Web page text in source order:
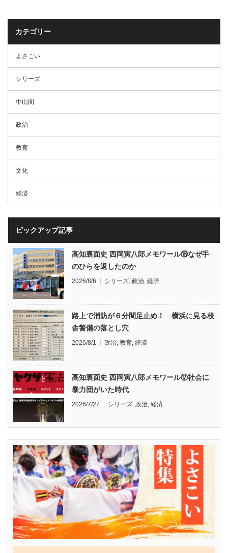
カテゴリー
よさこい
シリーズ
中山間
政治
教育
文化
経済
ピックアップ記事
高知裏面史 西岡寅八郎メモワール⑱なぜ手
のひらを返したのか
2026/8/6 シリーズ, 政治, 経済
路上で消防が６分間足止め！ 横浜に見る校
舎警備の落とし穴
2026/8/1 政治, 教育, 経済
高知裏面史 西岡寅八郎メモワール⑰社会に
暴力団がいた時代
2026/7/27 シリーズ, 政治, 経済